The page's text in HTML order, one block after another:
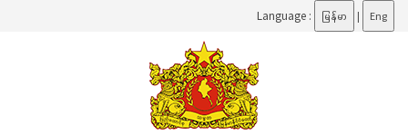
Language : မြန်မာ | Eng